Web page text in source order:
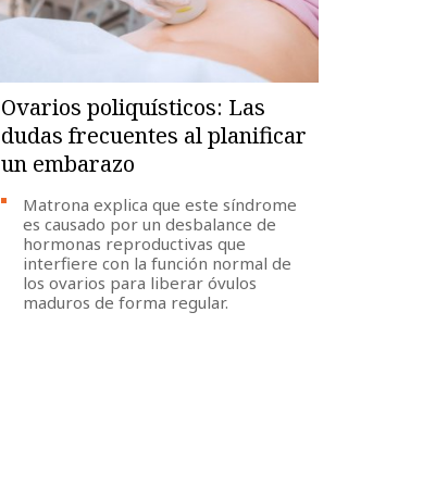
Ovarios poliquísticos: Las
dudas frecuentes al planificar
un embarazo
Matrona explica que este síndrome
es causado por un desbalance de
hormonas reproductivas que
interfiere con la función normal de
los ovarios para liberar óvulos
maduros de forma regular.